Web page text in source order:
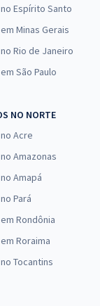
Espírito Santo
Minas Gerais
Rio de Janeiro
São Paulo
NO NORTE
Acre
Amazonas
Amapá
Pará
Rondônia
Roraima
Tocantins